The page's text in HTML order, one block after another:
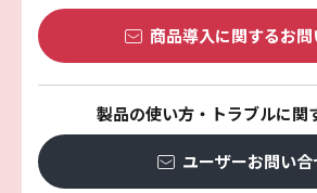
商品導入に関するお
製品の使い方・トラブルに関
ユーザーお問い合